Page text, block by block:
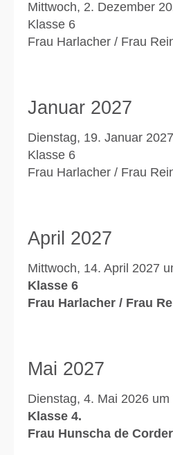
Mittwoch, 2. Dezember
Klasse 6
Frau Harlacher / Frau
Januar 2027
Dienstag, 19. Januar
Klasse 6
Frau Harlacher / Frau
April 2027
Mittwoch, 14. April 2027
Klasse 6
Frau Harlacher / Frau
Mai 2027
Dienstag, 4. Mai 2026
Klasse 4.
Frau Hunscha de